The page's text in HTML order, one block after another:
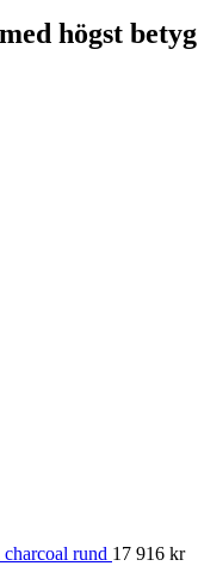
högst betyg
rund 17 916 kr